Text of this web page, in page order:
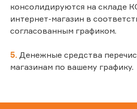
консолидируются на складе
интернет-магазин в
согласованным графиком.
5. Денежные средства
магазинам по вашему графику.